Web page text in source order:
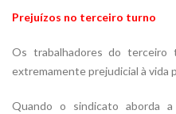
Prejuízos no terceiro turno
Os trabalhadores do terceiro
extremamente prejudicial à vida
Quando o sindicato aborda